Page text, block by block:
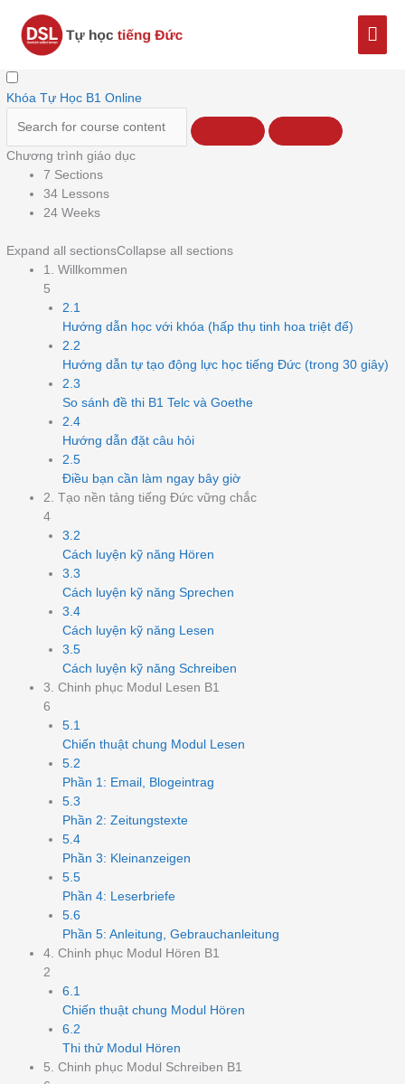
Khóa Tự Học B1 Online
Chương trình giáo dục
7 Sections
34 Lessons
24 Weeks
Expand all sectionsCollapse all sections
1. Willkommen
5
2.1
Hướng dẫn học với khóa (hấp thụ tinh hoa triệt để)
2.2
Hướng dẫn tự tạo động lực học tiếng Đức (trong 30 giây)
2.3
So sánh đề thi B1 Telc và Goethe
2.4
Hướng dẫn đặt câu hỏi
2.5
Điều bạn cần làm ngay bây giờ
2. Tạo nền tảng tiếng Đức vững chắc
4
3.2
Cách luyện kỹ năng Hören
3.3
Cách luyện kỹ năng Sprechen
3.4
Cách luyện kỹ năng Lesen
3.5
Cách luyện kỹ năng Schreiben
3. Chinh phục Modul Lesen B1
6
5.1
Chiến thuật chung Modul Lesen
5.2
Phần 1: Email, Blogeintrag
5.3
Phần 2: Zeitungstexte
5.4
Phần 3: Kleinanzeigen
5.5
Phần 4: Leserbriefe
5.6
Phần 5: Anleitung, Gebrauchanleitung
4. Chinh phục Modul Hören B1
2
6.1
Chiến thuật chung Modul Hören
6.2
Thi thử Modul Hören
5. Chinh phục Modul Schreiben B1